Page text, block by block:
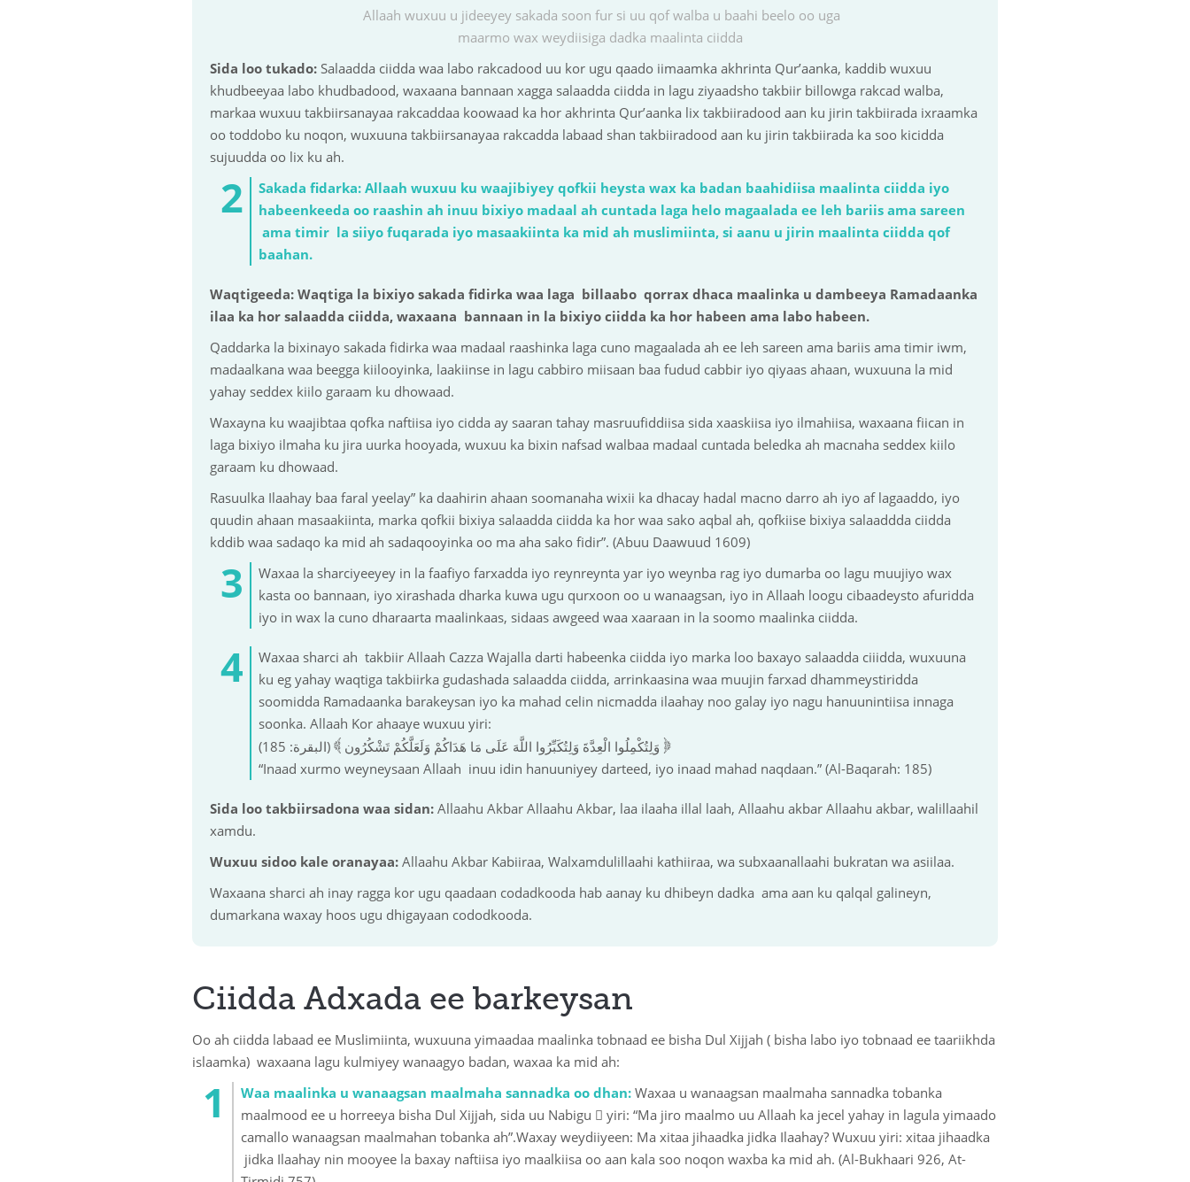
Allaah wuxuu u jideeyey sakada soon fur si uu qof walba u baahi beelo oo uga
maarmo wax weydiisiga dadka maalinta ciidda
Sida loo tukado: Salaadda ciidda waa labo rakcadood uu kor ugu qaado iimaamka akhrinta Qur’aanka, kaddib wuxuu
khudbeeyaa labo khudbadood, waxaana bannaan xagga salaadda ciidda in lagu ziyaadsho takbiir billowga rakcad walba,
markaa wuxuu takbiirsanayaa rakcaddaa koowaad ka hor akhrinta Qur’aanka lix takbiiradood aan ku jirin takbiirada ixraamka
oo toddobo ku noqon, wuxuuna takbiirsanayaa rakcadda labaad shan takbiiradood aan ku jirin takbiirada ka soo kicidda
sujuudda oo lix ku ah.
Sakada fidarka: Allaah wuxuu ku waajibiyey qofkii heysta wax ka badan baahidiisa maalinta ciidda iyo
habeenkeeda oo raashin ah inuu bixiyo madaal ah cuntada laga helo magaalada ee leh bariis ama sareen
ama timir la siiyo fuqarada iyo masaakiinta ka mid ah muslimiinta, si aanu u jirin maalinta ciidda qof
baahan.
Waqtigeeda: Waqtiga la bixiyo sakada fidirka waa laga billaabo qorrax dhaca maalinka u dambeeya Ramadaanka
ilaa ka hor salaadda ciidda, waxaana bannaan in la bixiyo ciidda ka hor habeen ama labo habeen.
Qaddarka la bixinayo sakada fidirka waa madaal raashinka laga cuno magaalada ah ee leh sareen ama bariis ama timir iwm,
madaalkana waa beegga kiilooyinka, laakiinse in lagu cabbiro miisaan baa fudud cabbir iyo qiyaas ahaan, wuxuuna la mid
yahay seddex kiilo garaam ku dhowaad.
Waxayna ku waajibtaa qofka naftiisa iyo cidda ay saaran tahay masruufiddiisa sida xaaskiisa iyo ilmahiisa, waxaana fiican in
laga bixiyo ilmaha ku jira uurka hooyada, wuxuu ka bixin nafsad walbaa madaal cuntada beledka ah macnaha seddex kiilo
garaam ku dhowaad.
Rasuulka Ilaahay baa faral yeelay” ka daahirin ahaan soomanaha wixii ka dhacay hadal macno darro ah iyo af lagaaddo, iyo
quudin ahaan masaakiinta, marka qofkii bixiya salaadda ciidda ka hor waa sako aqbal ah, qofkiise bixiya salaaddda ciidda
kddib waa sadaqo ka mid ah sadaqooyinka oo ma aha sako fidir”. (Abuu Daawuud 1609)
Waxaa la sharciyeeyey in la faafiyo farxadda iyo reynreynta yar iyo weynba rag iyo dumarba oo lagu muujiyo wax
kasta oo bannaan, iyo xirashada dharka kuwa ugu qurxoon oo u wanaagsan, iyo in Allaah loogu cibaadeysto afuridda
iyo in wax la cuno dharaarta maalinkaas, sidaas awgeed waa xaaraan in la soomo maalinka ciidda.
Waxaa sharci ah takbiir Allaah Cazza Wajalla darti habeenka ciidda iyo marka loo baxayo salaadda ciiidda, wuxuuna
ku eg yahay waqtiga takbiirka gudashada salaadda ciidda, arrinkaasina waa muujin farxad dhammeystiridda
soomidda Ramadaanka barakeysan iyo ka mahad celin nicmadda ilaahay noo galay iyo nagu hanuunintiisa innaga
soonka. Allaah Kor ahaaye wuxuu yiri:
(وَلِتُكْمِلُوا الْعِدَّةَ وَلِتُكَبِّرُوا اللَّهَ عَلَى مَا هَدَاكُمْ وَلَعَلَّكُمْ تَشْكُرُون} }
“Inaad xurmo weyneysaan Allaah inuu idin hanuuniyey darteed, iyo inaad mahad naqdaan.” (Al-Baqarah: 185)
Sida loo takbiirsadona waa sidan: Allaahu Akbar Allaahu Akbar, laa ilaaha illal laah, Allaahu akbar Allaahu akbar, walillaahil
xamdu.
Wuxuu sidoo kale oranayaa: Allaahu Akbar Kabiiraa, Walxamdulillaahi kathiiraa, wa subxaanallaahi bukratan wa asiilaa.
Waxaana sharci ah inay ragga kor ugu qaadaan codadkooda hab aanay ku dhibeyn dadka ama aan ku qalqal galineyn,
dumarkana waxay hoos ugu dhigayaan cododkooda.
Ciidda Adxada ee barkeysan
Oo ah ciidda labaad ee Muslimiinta, wuxuuna yimaadaa maalinka tobnaad ee bisha Dul Xijjah ( bisha labo iyo tobnaad ee taariikhda
islaamka) waxaana lagu kulmiyey wanaagyo badan, waxaa ka mid ah:
Waa maalinka u wanaagsan maalmaha sannadka oo dhan:Waxaa u wanaagsan maalmaha sannadka tobanka
maalmood ee u horreeya bisha Dul Xijjah, sida uu Nabigu  yiri: “Ma jiro maalmo uu Allaah ka jecel yahay in lagula yimaado
camallo wanaagsan maalmahan tobanka ah”.Waxay weydiiyeen: Ma xitaa jihaadka jidka Ilaahay? Wuxuu yiri: xitaa jihaadka
jidka Ilaahay nin mooyee la baxay naftiisa iyo maalkiisa oo aan kala soo noqon waxba ka mid ah. (Al-Bukhaari 926, At-